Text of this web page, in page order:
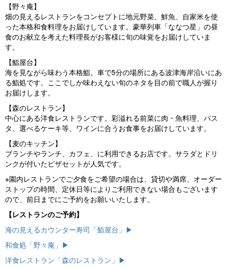
【野々庵】
畑の見えるレストランをコンセプトに地元野菜、鮮魚、自家米を使
った本格和食料理をお届けしています。豪華列車「ななつ星」の昼
食のお献立を考えた料理長がお客様に旬の味覚をお届けしていま
す。
【鮨屋台】
海を見ながら味わう本格鮨。車で5分の場所にある波津海岸沿いにあ
る鮨処です。ここでしか味わえない旬のネタを目の前で職人が握り
お届けします。
【森のレストラン】
中心にある洋食レストランです。彩溢れる前菜に肉・魚料理、パス
タ、選べるケーキ等、ワインに合うお食事をお届けしています。
【麦のキッチン】
ブランチやランチ、カフェ、に利用できるお店です。サラダとドリ
ンクが付いたピザセットが人気です。
※園内レストランでご夕食をご希望の場合は、貸切や満席、オーダー
ストップの時間、定休日等によりご利用できない場合もございます
ので、前日までにご予約をお願いいたします。
【レストランのご予約】
海の見えるカウンター寿司「鮨屋台」▶
和食処「野々庵」▶
洋食レストラン「森のレストラン」▶